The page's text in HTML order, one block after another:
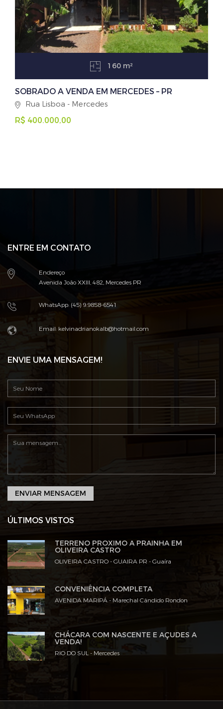
160 m²
SOBRADO A VENDA EM MERCEDES – PR
Rua Lisboa - Mercedes
R$ 400.000,00
ENTRE EM CONTATO
Endereço
Avenida João XXIII, 482, Mercedes PR
WhatsApp: (45) 9.9858-6541
Email: kelvinadrianokalb@hotmail.com
ÚLTIMOS VISTOS
TERRENO PRÓXIMO A PRAINHA EM
OLIVEIRA CASTRO
OLIVEIRA CASTRO - GUAIRA PR - Guaíra
CONVENIÊNCIA COMPLETA
AVENIDA MARIPÁ - Marechal Cândido Rondon
CHÁCARA COM NASCENTE E AÇUDES A
VENDA!
RIO DO SUL - Mercedes
ENVIE UMA MENSAGEM!
ENVIAR MENSAGEM